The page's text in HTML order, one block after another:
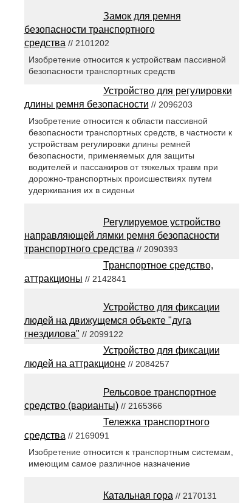
Замок для ремня
безопасности транспортного
средства // 2101202
Изобретение относится к устройствам пассивной
безопасности транспортных средств
Устройство для регулировки
длины ремня безопасности // 2096203
Изобретение относится к области пассивной
безопасности транспортных средств, в частности к
устройствам регулировки длины ремней
безопасности, применяемых для защиты
водителей и пассажиров от тяжелых травм при
дорожно-транспортных происшествиях путем
удерживания их в сиденьи
Регулируемое устройство
направляющей лямки ремня безопасности
транспортного средства // 2090393
Транспортное средство,
аттракционы // 2142841
Устройство для фиксации
людей на движущемся объекте "дуга
гнездилова" // 2099122
Устройство для фиксации
людей на аттракционе// 2084257
Рельсовое транспортное
средство (варианты)// 2165366
Тележка транспортного
средства // 2169091
Изобретение относится к транспортным системам,
имеющим самое различное назначение
Катальная гора // 2170131